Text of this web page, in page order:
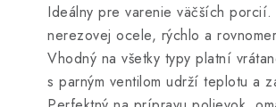
Ideálny pre varenie väčších
nerezovej ocele, rýchlo a
Vhodný na všetky typy platní
s parným ventilom udrží teplotu a